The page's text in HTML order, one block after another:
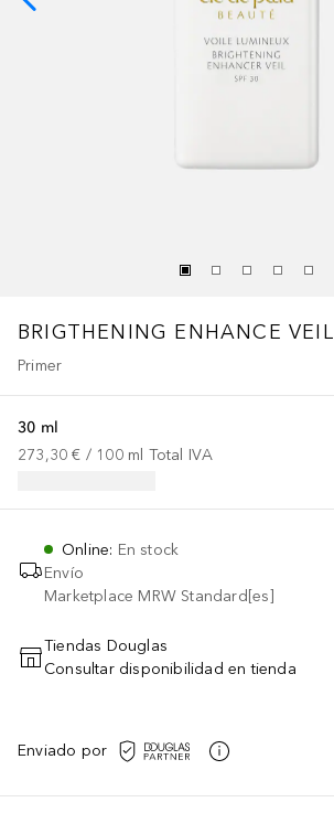
BRIGTHENING ENHANCE VEIL
Primer
30 ml
273,30 € / 100 ml Total IVA
Online: En stock
Envío
Marketplace MRW Standard[es]
AÑADIR AL CARRITO
Tiendas Douglas
Consultar disponibilidad en tienda
Enviado por